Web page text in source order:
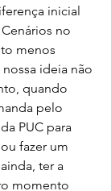
inicial
no
menos
ideia não
quando
pelo
PUC para
fazer um
ter a
momento